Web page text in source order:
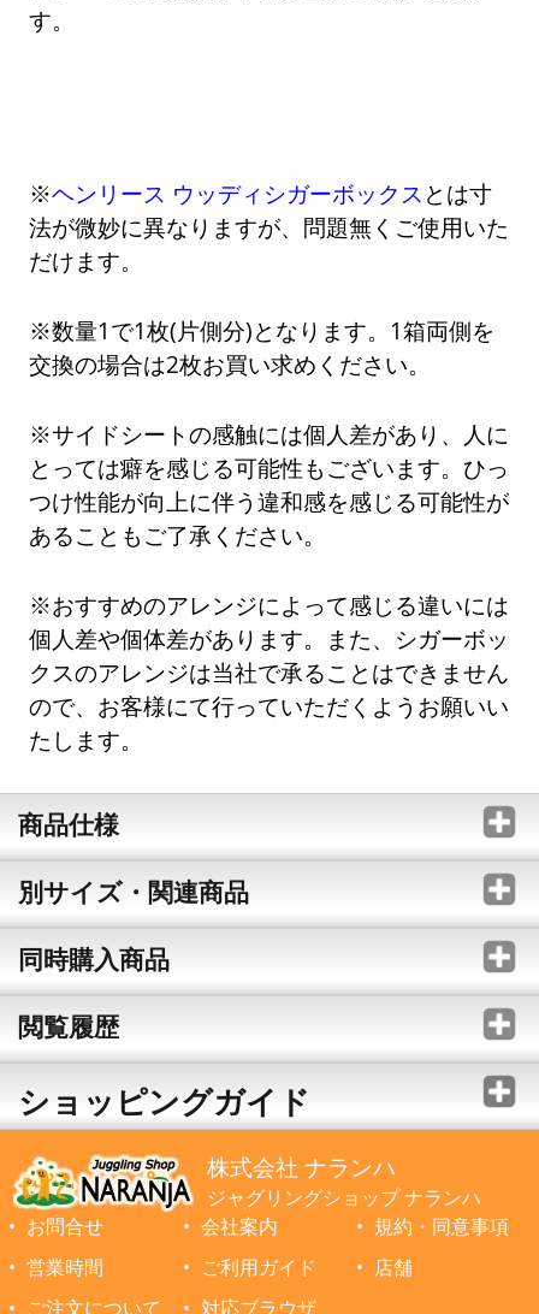
す。
※ヘンリース ウッディシガーボックス とは寸
法が微妙に異なりますが、問題無くご使用いた
だけます。
※数量1で1枚(片側分)となります。1箱両側を
交換の場合は2枚お買い求めください。
※サイドシートの感触には個人差があり、人に
とっては癖を感じる可能性もございます。ひっ
つけ性能が向上に伴う違和感を感じる可能性が
あることもご了承ください。
※おすすめのアレンジによって感じる違いには
個人差や個体差があります。また、シガーボッ
クスのアレンジは当社で承ることはできません
ので、お客様にて行っていただくようお願いい
たします。
商品仕様
別サイズ・関連商品
同時購入商品
閲覧履歴
ショッピングガイド
株式会社 ナランハ
ジャグリングショップ ナランハ
お問合せ
会社案内
規約・同意事項
営業時間
ご利用ガイド
店舗
ご注文について
対応ブラウザ